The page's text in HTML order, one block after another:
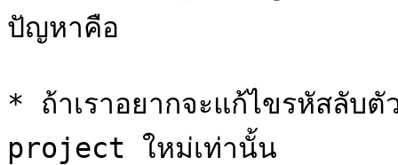
ปัญหาคือ
* ถ้าเราอยากจะแก้ไขรหัสลั
project ใหม่เท่านั้น